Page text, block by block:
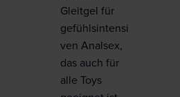
Gleitgel für
gefühlsintensi
ven Analsex,
das auch für
alle Toys